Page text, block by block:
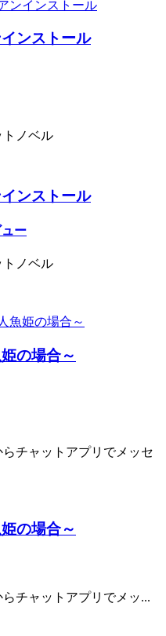
ンストール
トノベル
ンストール
ー
トノベル
の場合～
チャットアプリでメッセ
の場合～
チャットアプリでメッ...